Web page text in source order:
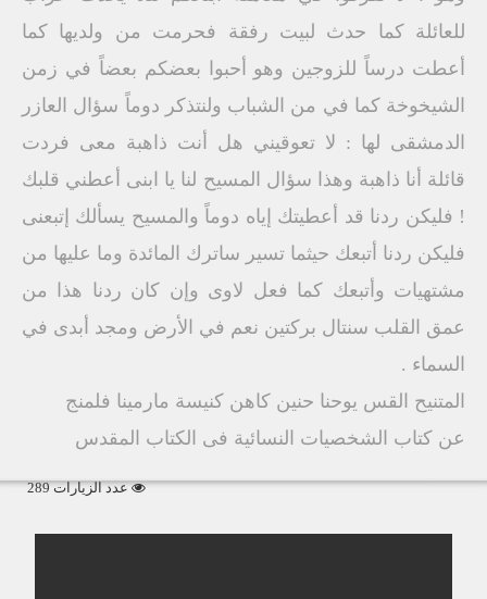
للعائلة كما حدث لبيت رفقة فحرمت من ولديها كما
أعطت درساً للزوجين وهو أحبوا بعضكم بعضاً في زمن
الشيخوخة كما في من الشباب ولنتذكر دوماً سؤال العازر
الدمشقى لها : لا تعوقيني هل أنت ذاهبة معى فردت
قائلة أنا ذاهبة وهذا سؤال المسيح لنا يا ابنى أعطني قلبك
! فليكن ردنا قد أعطيتك إياه دوماً والمسيح يسألك إتبعنى
فليكن ردنا أتبعك حيثما تسير ساترك المائدة وما عليها من
مشتهيات وأتبعك كما فعل لاوى وإن كان ردنا هذا من
عمق القلب سنتال بركتين نعم في الأرض ومجد أبدى في
السماء .
المتنيح القس يوحنا حنين كاهن كنيسة مارمينا فلمنج
عن كتاب الشخصيات النسائية فى الكتاب المقدس
عدد الزيارات 289